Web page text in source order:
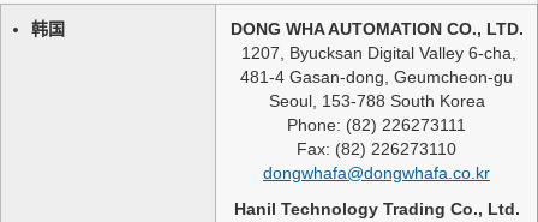
韩国
DONG WHA AUTOMATION CO., LTD.
1207, Byucksan Digital Valley 6-cha,
481-4 Gasan-dong, Geumcheon-gu
Seoul, 153-788 South Korea
Phone: (82) 226273111
Fax: (82) 226273110
dongwhafa@dongwhafa.co.kr
Hanil Technology Trading Co., Ltd.